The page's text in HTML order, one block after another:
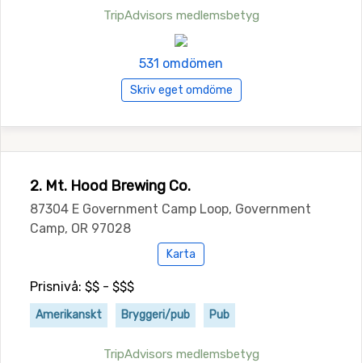
TripAdvisors medlemsbetyg
531 omdömen
Skriv eget omdöme
2. Mt. Hood Brewing Co.
87304 E Government Camp Loop, Government
Camp, OR 97028
Karta
Prisnivå: $$ - $$$
Amerikanskt Bryggeri/pub Pub
TripAdvisors medlemsbetyg